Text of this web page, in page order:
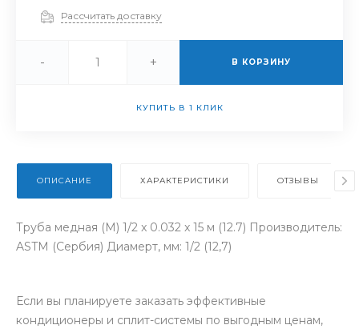
Рассчитать доставку
- + В КОРЗИНУ
КУПИТЬ В 1 КЛИК
ОПИСАНИЕ ХАРАКТЕРИСТИКИ ОТЗЫВЫ
Труба медная (М) 1/2 x 0.032 x 15 м (12.7) Производитель:
ASTM (Сербия) Диамерт, мм: 1/2 (12,7)
Если вы планируете заказать эффективные
кондиционеры и сплит-системы по выгодным ценам,